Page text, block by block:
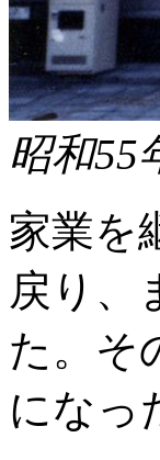
昭和55
家業を
戻り、
た。そ
になっ